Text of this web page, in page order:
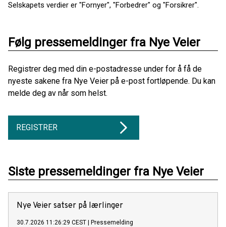
Selskapets verdier er "Fornyer", "Forbedrer" og "Forsikrer".
Følg pressemeldinger fra Nye Veier
Registrer deg med din e-postadresse under for å få de
nyeste sakene fra Nye Veier på e-post fortløpende. Du kan
melde deg av når som helst.
REGISTRER
Siste pressemeldinger fra Nye Veier
Nye Veier satser på lærlinger
30.7.2026 11:26:29 CEST Pressemelding